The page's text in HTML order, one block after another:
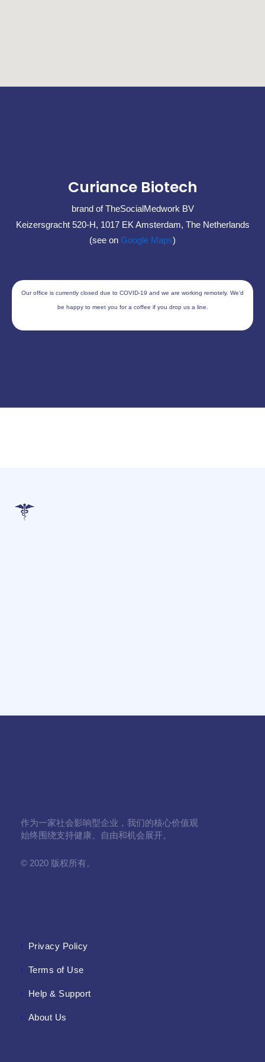
Curiance Biotech
brand of TheSocialMedwork BV
Keizersgracht 520-H, 1017 EK Amsterdam, The Netherlands
(see on Google Maps)
Our office is currently closed due to COVID-19 and we are working remotely. We’d
be happy to meet you for a coffee if you drop us a line.
作为一家社会影响型企业，我们的核心价值观
始终围绕支持健康、自由和机会展开。
© 2020 版权所有。
Privacy Policy
Terms of Use
Help & Support
About Us